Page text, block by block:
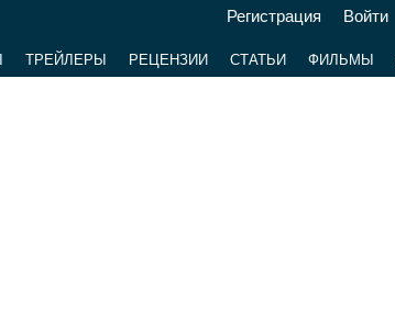
Регистрация Войти
ТРЕЙЛЕРЫ РЕЦЕНЗИИ СТАТЬИ ФИЛЬМЫ